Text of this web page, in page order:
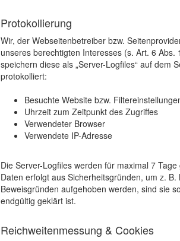
Protokollierung
Wir, der Webseitenbetreiber bzw.
unseres berechtigten Interesses (s. Art. 6
speichern diese als „Server-Logfiles“ auf dem
protokolliert:
Besuchte Website bzw.
Uhrzeit zum Zeitpunkt des Zugriffes
Verwendeter Browser
Verwendete IP-Adresse
Die Server-Logfiles werden für maximal 7
Daten erfolgt aus Sicherheitsgründen, um z.
Beweisgründen aufgehoben werden, sind sie
endgültig geklärt ist.
Reichweitenmessung & Cookies